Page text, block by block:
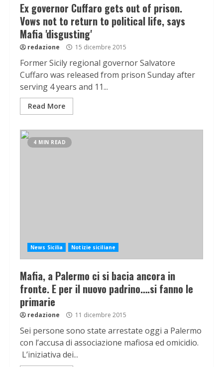
Ex governor Cuffaro gets out of prison.
Vows not to return to political life, says
Mafia 'disgusting'
redazione 15 dicembre 2015
Former Sicily regional governor Salvatore
Cuffaro was released from prison Sunday after
serving 4 years and 11...
Read More
4 MIN READ
News Sicilia Notizie siciliane
Mafia, a Palermo ci si bacia ancora in
fronte. E per il nuovo padrino….si fanno le
primarie
redazione 11 dicembre 2015
Sei persone sono state arrestate oggi a Palermo
con l’accusa di associazione mafiosa ed omicidio.
L’iniziativa dei...